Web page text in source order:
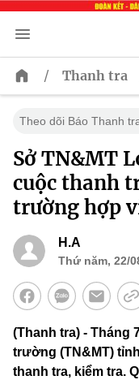
/ Thanh tra
Theo dõi Báo Thanh
Sở TN&MT
cuộc thanh
trường hợp
H.A
Thứ năm, 22/
(Thanh tra) - Tháng
trường (TN&MT)
thanh tra, kiểm tra.